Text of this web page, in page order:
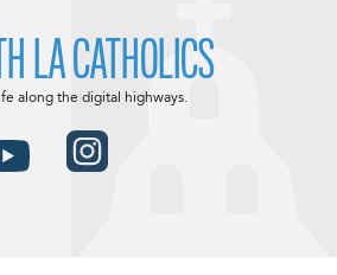
LA CATHOLICS
along the digital highways.